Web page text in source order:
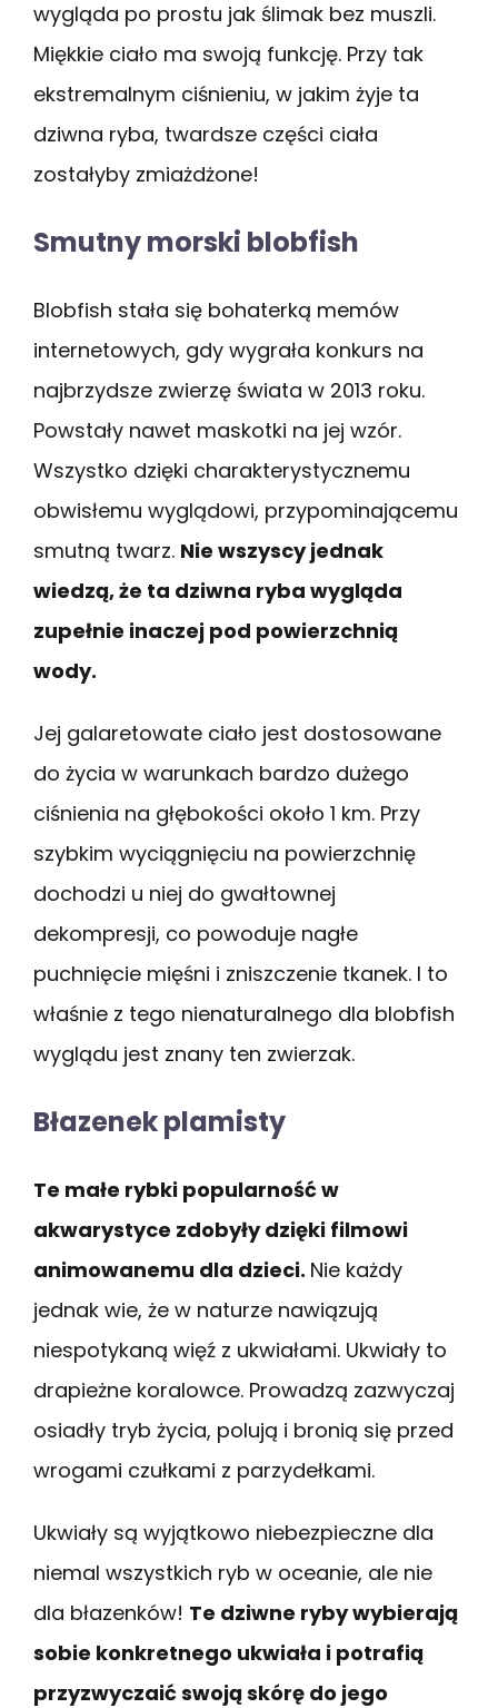
wygląda po prostu jak ślimak bez muszli.
Miękkie ciało ma swoją funkcję. Przy tak
ekstremalnym ciśnieniu, w jakim żyje ta
dziwna ryba, twardsze części ciała
zostałyby zmiażdżone!
Smutny morski blobfish
Blobfish stała się bohaterką memów
internetowych, gdy wygrała konkurs na
najbrzydsze zwierzę świata w 2013 roku.
Powstały nawet maskotki na jej wzór.
Wszystko dzięki charakterystycznemu
obwisłemu wyglądowi, przypominającemu
smutną twarz. Nie wszyscy jednak
wiedzą, że ta dziwna ryba wygląda
zupełnie inaczej pod powierzchnią
wody.
Jej galaretowate ciało jest dostosowane
do życia w warunkach bardzo dużego
ciśnienia na głębokości około 1 km. Przy
szybkim wyciągnięciu na powierzchnię
dochodzi u niej do gwałtownej
dekompresji, co powoduje nagłe
puchnięcie mięśni i zniszczenie tkanek. I to
właśnie z tego nienaturalnego dla blobfish
wyglądu jest znany ten zwierzak.
Błazenek plamisty
Te małe rybki popularność w
akwarystyce zdobyły dzięki filmowi
animowanemu dla dzieci. Nie każdy
jednak wie, że w naturze nawiązują
niespotykaną więź z ukwiałami. Ukwiały to
drapieżne koralowce. Prowadzą zazwyczaj
osiadły tryb życia, polują i bronią się przed
wrogami czułkami z parzydełkami.
Ukwiały są wyjątkowo niebezpieczne dla
niemal wszystkich ryb w oceanie, ale nie
dla błazenków! Te dziwne ryby wybierają
sobie konkretnego ukwiała i potrafią
przyzwyczaić swoją skórę do jego